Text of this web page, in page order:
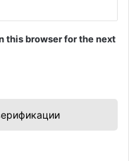
this browser for the next